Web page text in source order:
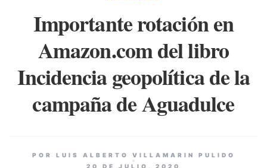
Importante rotación en
Amazon.com del libro
Incidencia geopolítica de la
campaña de Aguadulce
POR LUIS ALBERTO VILLAMARIN PULIDO
20 DE JULIO, 2020